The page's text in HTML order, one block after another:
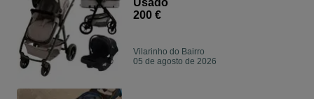
Usado
200 €
Vilarinho do Bairro
05 de agosto de 2026